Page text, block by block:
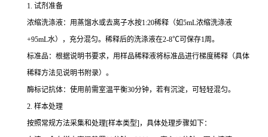
1. 试剂准备
浓缩洗涤液：用蒸馏水或去离子水按1:20稀释（如5mL浓缩洗涤液
+95mL水），充分混匀。稀释后的洗涤液在2-8℃可保存1周。
标准品：根据说明书要求，用样品稀释液将标准品进行梯度稀释（具体
稀释方法见说明书附录）。
酶标记抗体：使用前需室温平衡30分钟，若有沉淀，可轻轻混匀。
2. 样本处理
按照常规方法采集和处理[样本类型]，具体处理步骤如下：